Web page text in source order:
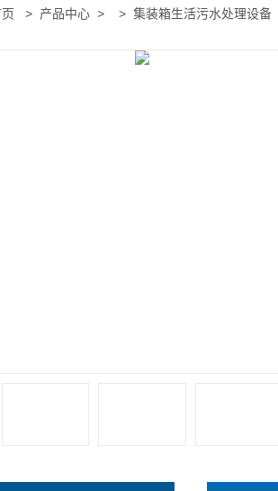
> 产品中心 > > 集装箱生活污水处理设备